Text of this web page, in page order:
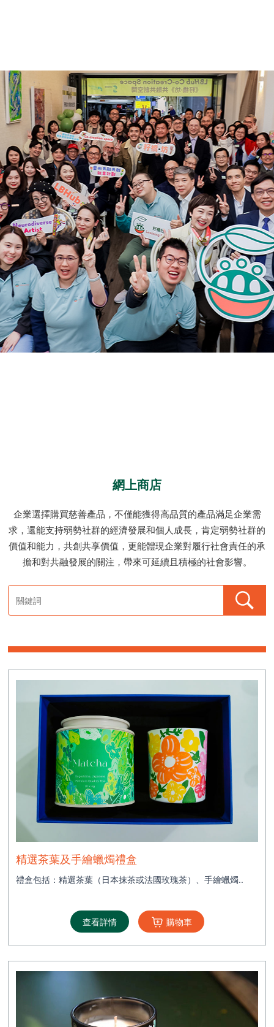
網上商店
企業選擇購買慈善產品，不僅能獲得高品質的產品滿足企業需
求，還能支持弱勢社群的經濟發展和個人成長，肯定弱勢社群的
價值和能力，共創共享價值，更能體現企業對履行社會責任的承
擔和對共融發展的關注，帶來可延續且積極的社會影響。
茶葉
四季絲巾
保溫水樽
禮盒
手繪香薰蠟燭
收納式環保袋
藍屋雨傘
精選茶葉及手繪蠟燭禮盒
禮盒包括：精選茶葉（日本抹茶或法國玫瑰茶）、手繪蠟燭..
查看詳情 購物車